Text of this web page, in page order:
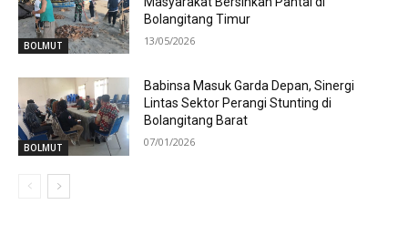
BOLMUT
Bolangitang Timur
13/05/2026
BOLMUT
Babinsa Masuk Garda Depan, Sinergi
Lintas Sektor Perangi Stunting di
Bolangitang Barat
07/01/2026